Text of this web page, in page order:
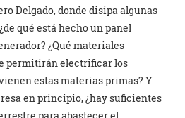
Delgado, donde disipa algunas
qué está hecho un panel
¿Qué materiales
permitirán electrificar los
estas materias primas? Y
en principio, ¿hay suficientes
para abastecer el